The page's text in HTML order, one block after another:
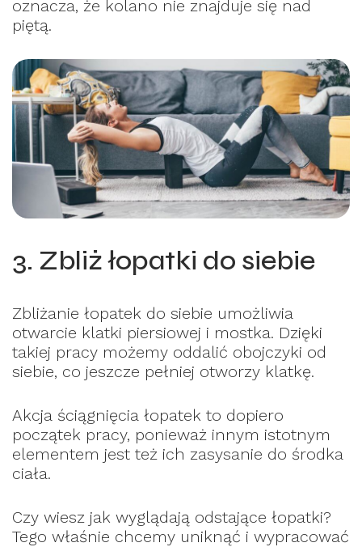
oznacza, że kolano nie znajduje się nad
piętą.
3. Zbliż łopatki do siebie
Zbliżanie łopatek do siebie umożliwia
otwarcie klatki piersiowej i mostka. Dzięki
takiej pracy możemy oddalić obojczyki od
siebie, co jeszcze pełniej otworzy klatkę.
Akcja ściągnięcia łopatek to dopiero
początek pracy, ponieważ innym istotnym
elementem jest też ich zasysanie do środka
ciała.
Czy wiesz jak wyglądają odstające łopatki?
Tego właśnie chcemy uniknąć i wypracować